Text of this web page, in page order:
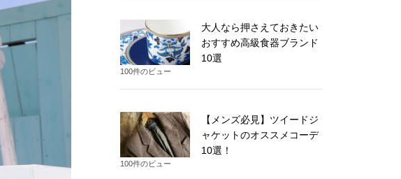
大人なら押さえておきたい
おすすめ高級食器ブランド
10選
100件のビュー
【メンズ必見】ツイードジ
ャケットのオススメコーデ
10選！
100件のビュー